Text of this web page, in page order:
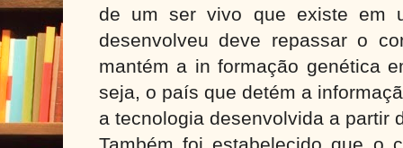
de um ser vivo que existe em
desenvolveu deve repassar o
mantém a in formação genética
seja, o país que detém a
a tecnologia desenvolvida a partir